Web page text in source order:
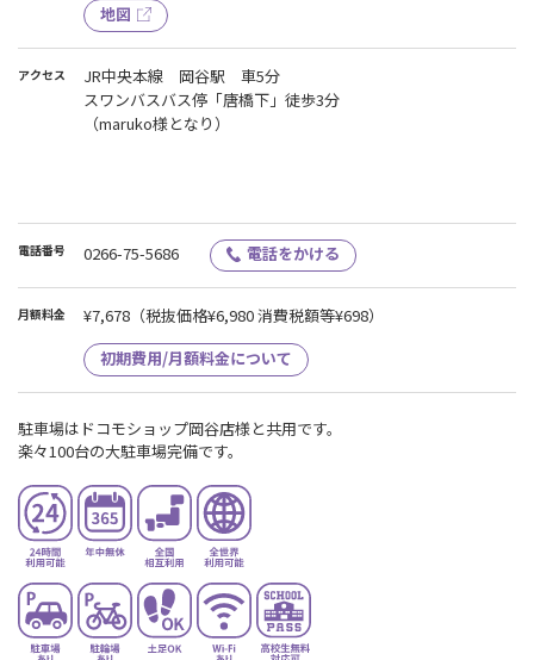
地図
アクセス
JR中央本線 岡谷駅 車5分
スワンバスバス停「唐橋下」徒歩3分
（maruko様となり）
電話番号 0266-75-5686 電話をかける
月額料金 ¥7,678 （税抜価格¥6,980 消費税額等¥698）
初期費用/月額料金について
駐車場はドコモショップ岡谷店様と共用です。
楽々100台の大駐車場完備です。